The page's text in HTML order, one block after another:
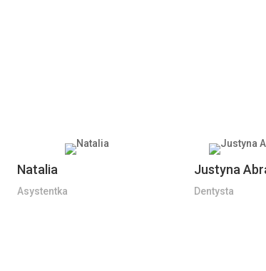
Natalia
Asystentka
Justyna
Dentysta